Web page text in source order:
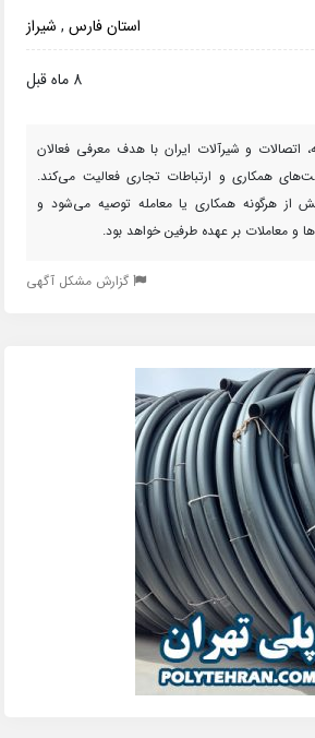
استان فارس, شیراز
8 ماه قبل
اتصالات و شیرآلات ایران با هدف معرفی فعالان
همکاری و ارتباطات تجاری فعالیت می‌کند.
از هرگونه همکاری یا معامله توصیه می‌شود و
و معاملات بر عهده طرفین خواهد بود.
گزارش مشکل آگهی